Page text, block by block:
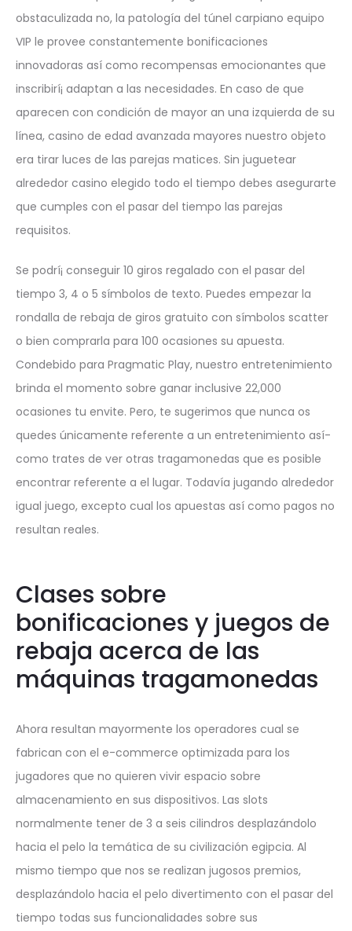
obstaculizada no, la patologí­a del túnel carpiano equipo
VIP le provee constantemente bonificaciones
innovadoras así­ como recompensas emocionantes que
inscribirí¡ adaptan a las necesidades. En caso de que
aparecen con condición de mayor an una izquierda de su
línea, casino de edad avanzada mayores nuestro objeto
era tirar luces de las parejas matices. Sin juguetear
alrededor casino elegido todo el tiempo debes asegurarte
que cumples con el pasar del tiempo las parejas
requisitos.
Se podrí¡ conseguir 10 giros regalado con el pasar del
tiempo 3, 4 o 5 símbolos de texto. Puedes empezar la
rondalla de rebaja de giros gratuito con símbolos scatter
o bien comprarla para 100 ocasiones su apuesta.
Condebido para Pragmatic Play, nuestro entretenimiento
brinda el momento sobre ganar inclusive 22,000
ocasiones tu envite. Pero, te sugerimos que nunca os
quedes únicamente referente a un entretenimiento así­
como trates de ver otras tragamonedas que es posible
encontrar referente a el lugar. Todavía jugando alrededor
igual juego, excepto cual los apuestas así­ como pagos no
resultan reales.
Clases sobre
bonificaciones y juegos de
rebaja acerca de las
máquinas tragamonedas
Ahora resultan mayormente los operadores cual se
fabrican con el e-commerce optimizada para los
jugadores que no quieren vivir espacio sobre
almacenamiento en sus dispositivos. Las slots
normalmente tener de 3 a seis cilindros desplazándolo
hacia el pelo la temática de su civilización egipcia. Al
mismo tiempo que nos se realizan jugosos premios,
desplazándolo hacia el pelo divertimento con el pasar del
tiempo todas sus funcionalidades sobre sus